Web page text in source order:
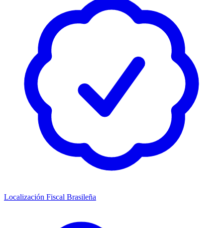
Localización Fiscal Brasileña